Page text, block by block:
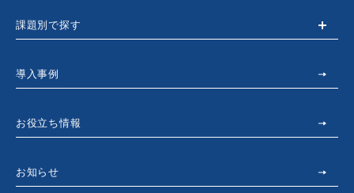
課題別で探す
導入事例
お役立ち情報
お知らせ